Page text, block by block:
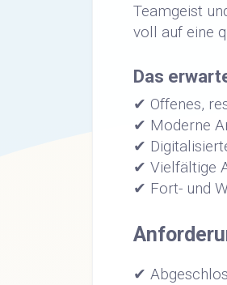
Teamgeist
voll auf eine
Das
✔ Offenes,
✔ Moderne
✔
✔ Vielfältige
✔ Fort- und
✔